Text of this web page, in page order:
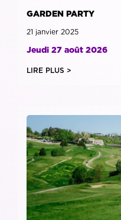
GARDEN PARTY
21 janvier 2025
Jeudi 27 août 2026
LIRE PLUS >